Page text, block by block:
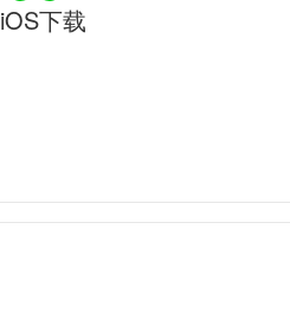
iOS下载